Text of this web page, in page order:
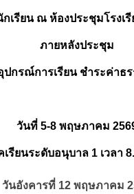
เรียน ณ ห้องประชุมโรงเรี
ภายหลังประชุม
กรณ์การเรียน ชำระค่าธร
วันที่ 5-8 พฤษภาคม
เรียนระดับอนุบาล 1 เวลา
วันอังคารที่ 12 พฤษภาคม